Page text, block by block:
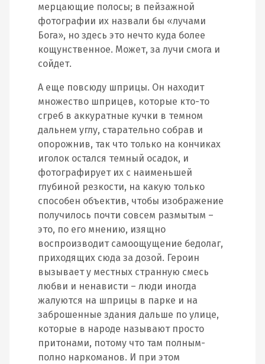
мерцающие полосы; в пейзажной
фотографии их назвали бы «лучами
Бога», но здесь это нечто куда более
кощунственное. Может, за лучи смога и
сойдет.
А еще повсюду шприцы. Он находит
множество шприцев, которые кто-то
сгреб в аккуратные кучки в темном
дальнем углу, старательно собрав и
опорожнив, так что только на кончиках
иголок остался темный осадок, и
фотографирует их с наименьшей
глубиной резкости, на какую только
способен объектив, чтобы изображение
получилось почти совсем размытым –
это, по его мнению, изящно
воспроизводит самоощущение бедолаг,
приходящих сюда за дозой. Героин
вызывает у местных странную смесь
любви и ненависти – люди иногда
жалуются на шприцы в парке и на
заброшенные здания дальше по улице,
которые в народе называют просто
притонами, потому что там полным-
полно наркоманов. И при этом